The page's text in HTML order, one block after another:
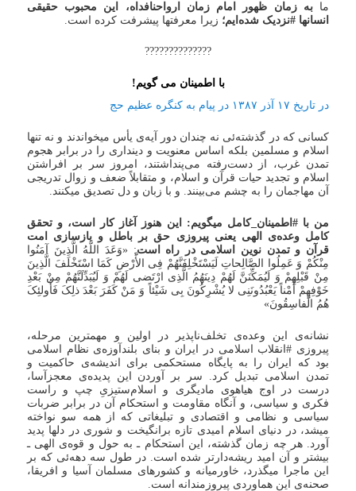
مابه زمان ظهور امام زمان ارواحنافداه، این محبوب حقیقی
انسانها #نزدیک شده‌ایم؛ زیرا معرفتها پیشرفت کرده است.
??????????????
با اطمینان می گویم!
در تاریخ ۱۷ آذر ۱۳۸۷ در پیام به کنگره عظیم حج
کسانی که در گذشته‌ئی نه چندان دور آیه‌ی یأس میخواندند و نه تنها
اسلام و مسلمین بلکه اساس معنویت و دینداری را در برابر هجوم
تمدن غرب، از دست‌رفته می‌پنداشتند، امروز سر بر افراشتن
اسلام و تجدید حیات قرآن و اسلام، و متقابلاً ضعف و زوال تدریجی
آن مهاجمان را به چشم می‌بینند. و با زبان و دل تصدیق میکنند.
من با #اطمینان_کامل میگویم: این هنوز آغاز کار است، و تحقق
کامل وعده‌ی الهی یعنی پیروزی حق بر باطل و بازسازی امت
قرآن و تمدن نوین اسلامی در راه است: «وَعَدَ اللَّهُ الَّذِینَ آمَنُوا
مِنْکُمْ وَ عَمِلُوا الصَّالِحاتِ لَیَسْتَخْلِفَنَّهُمْ فِی الأَْرْضِ کَمَا اسْتَخْلَفَ الَّذِینَ
مِنْ قَبْلِهِمْ وَ لَیُمَکِّنَنَّ لَهُمْ دِینَهُمُ الَّذِی ارْتَضی‌ لَهُمْ وَ لَیُبَدِّلَنَّهُمْ مِنْ بَعْدِ
خَوْفِهِمْ أَمْناً یَعْبُدُونَنِی لا یُشْرِکُونَ بِی شَیْئاً وَ مَنْ کَفَرَ بَعْدَ ذلِکَ فَأُولئِکَ
هُمُ الْفاسِقُونَ»
نشانه‌ی این وعده‌ی تخلف‌ناپذیر در اولین و مهمترین مرحله،
پیروزی #انقلاب اسلامی در ایران و بنای بلندآوزه‌ی نظام اسلامی
بود که ایران را به پایگاه مستحکمی برای اندیشه‌ی حاکمیت و
تمدن اسلامی تبدیل کرد. سر بر آوردن این پدیده‌ی معجز‌آسا،
درست در اوج هیاهوی مادیگری و اسلام‌ستیزیِ چپ و راست
فکری و سیاسی، و آنگاه مقاومت و استحکام آن در برابر ضربات
سیاسی و نظامی و اقتصادی و تبلیغاتی که از همه سو نواخته
میشد، در دنیای اسلام امیدی تازه برانگیخت و شوری در دلها پدید
آورد. هر چه زمان گذشته، این استحکام ـ به حول و قوه‌ی الهی ـ
بیشتر و آن امید ریشه‌دارتر شده است. در طول سه دهه‌ئی که بر
این ماجرا میگذرد، خاورمیانه و کشورهای مسلمان آسیا و افریقا،
صحنه‌ی این هماوردی پیروزمندانه است.